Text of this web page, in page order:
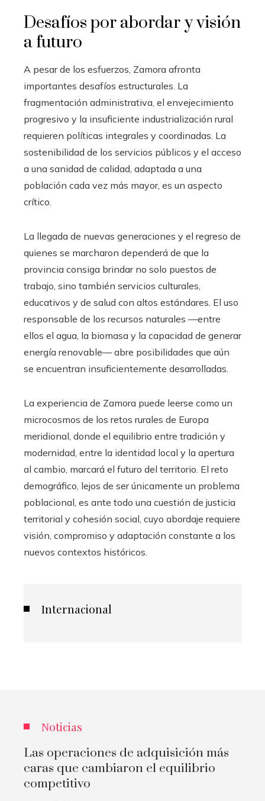
Desafíos por abordar y visión
a futuro
A pesar de los esfuerzos, Zamora afronta
importantes desafíos estructurales. La
fragmentación administrativa, el envejecimiento
progresivo y la insuficiente industrialización rural
requieren políticas integrales y coordinadas. La
sostenibilidad de los servicios públicos y el acceso
a una sanidad de calidad, adaptada a una
población cada vez más mayor, es un aspecto
crítico.
La llegada de nuevas generaciones y el regreso de
quienes se marcharon dependerá de que la
provincia consiga brindar no solo puestos de
trabajo, sino también servicios culturales,
educativos y de salud con altos estándares. El uso
responsable de los recursos naturales —entre
ellos el agua, la biomasa y la capacidad de generar
energía renovable— abre posibilidades que aún
se encuentran insuficientemente desarrolladas.
La experiencia de Zamora puede leerse como un
microcosmos de los retos rurales de Europa
meridional, donde el equilibrio entre tradición y
modernidad, entre la identidad local y la apertura
al cambio, marcará el futuro del territorio. El reto
demográfico, lejos de ser únicamente un problema
poblacional, es ante todo una cuestión de justicia
territorial y cohesión social, cuyo abordaje requiere
visión, compromiso y adaptación constante a los
nuevos contextos históricos.
Internacional
Noticias
Las operaciones de adquisición más
caras que cambiaron el equilibrio
competitivo